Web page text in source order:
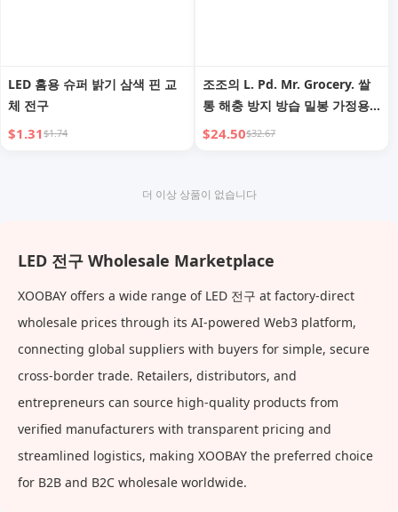
LED 홈용 슈퍼 밝기 삼색 핀 교
체 전구
$1.31$1.74
조조의 L. Pd. Mr. Grocery. 쌀
통 해충 방지 방습 밀봉 가정용
쌀 통 식품 등급 | 따뜻한
$24.50$32.67
더 이상 상품이 없습니다
LED 전구 Wholesale Marketplace
XOOBAY offers a wide range of LED 전구 at factory-direct
wholesale prices through its AI-powered Web3 platform,
connecting global suppliers with buyers for simple, secure
cross-border trade. Retailers, distributors, and
entrepreneurs can source high-quality products from
verified manufacturers with transparent pricing and
streamlined logistics, making XOOBAY the preferred choice
for B2B and B2C wholesale worldwide.